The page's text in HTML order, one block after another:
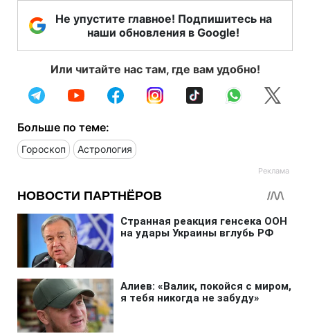
Не упустите главное! Подпишитесь на
наши обновления в Google!
Или читайте нас там, где вам удобно!
Больше по теме:
Гороскоп Астрология